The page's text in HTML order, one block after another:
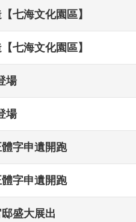
七海文化園區】
七海文化園區】
場
場
字申遺開跑
字申遺開跑
盛大展出